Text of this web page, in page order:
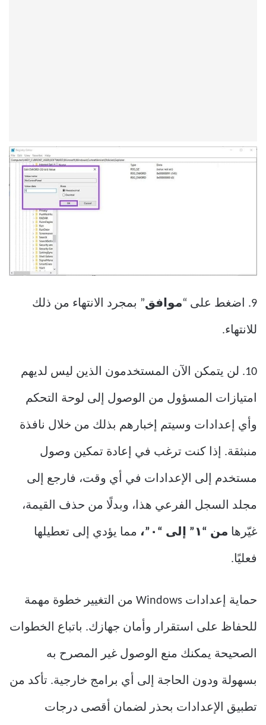
9. اضغط على “ موافق” بمجرد الانتهاء من ذلك
للانتهاء.
10. لن يتمكن الآن المستخدمون الذين ليس لديهم
امتيازات المسؤول من الوصول إلى لوحة التحكم
وأي إعدادات وسيتم إخبارهم بذلك من خلال نافذة
منبثقة. إذا كنت ترغب في إعادة تمكين وصول
مستخدم إلى الإعدادات في أي وقت، فارجع إلى
مجلد السجل الفرعي هذا، وبدلًا من حذف القيمة،
غيّرها من “١” إلى “٠”، مما يؤدي إلى تعطيلها
فعليًا.
حماية إعدادات Windows من التغيير خطوة مهمة
للحفاظ على استقرار وأمان جهازك. باتباع الخطوات
الصحيحة يمكنك منع الوصول غير المصرح به
بسهولة ودون الحاجة إلى أي برامج خارجية. تأكد من
تطبيق الإعدادات بحذر لضمان أقصى درجات